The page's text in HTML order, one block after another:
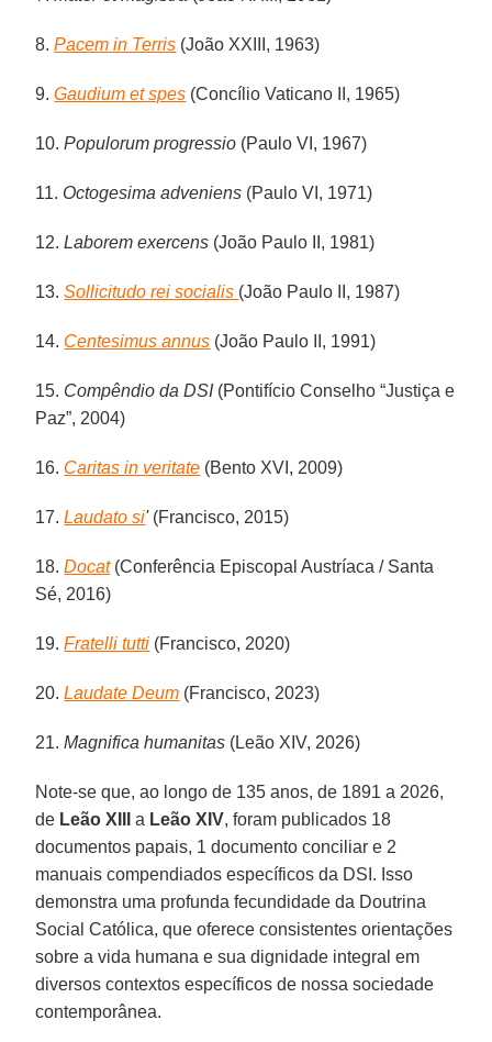
8.Pacem in Terris (João XXIII, 1963)
9.Gaudium et spes (Concílio Vaticano II, 1965)
10.Populorum progressio (Paulo VI, 1967)
11. Octogesima adveniens (Paulo VI, 1971)
12.Laborem exercens (João Paulo II, 1981)
13.Sollicitudo rei socialis (João Paulo II, 1987)
14. Centesimus annus (João Paulo II, 1991)
15. Compêndio da DSI (Pontifício Conselho “Justiça e
Paz”, 2004)
16. Caritas in veritate (Bento XVI, 2009)
17.Laudato si'(Francisco, 2015)
18.Docat(Conferência Episcopal Austríaca / Santa
Sé, 2016)
19.Fratelli tutti (Francisco, 2020)
20.Laudate Deum (Francisco, 2023)
21.Magnifica humanitas (Leão XIV, 2026)
Note-se que, ao longo de 135 anos, de 1891 a 2026,
de Leão XIII a Leão XIV, foram publicados 18
documentos papais, 1 documento conciliar e 2
manuais compendiados específicos da DSI. Isso
demonstra uma profunda fecundidade da Doutrina
Social Católica, que oferece consistentes orientações
sobre a vida humana e sua dignidade integral em
diversos contextos específicos de nossa sociedade
contemporânea.